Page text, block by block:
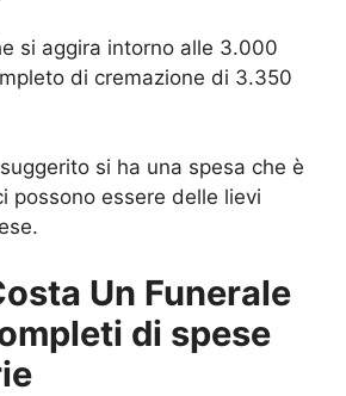
si aggira intorno alle 3.000
di cremazione di 3.350
si ha una spesa che è
possono essere delle lievi
Un Funerale
di spese